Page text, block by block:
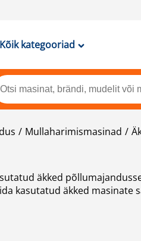
Kõik kategooriad
Mullaharimismasinad
kasutatud äkked brändidel, kui te
kasutatud äkked masinate